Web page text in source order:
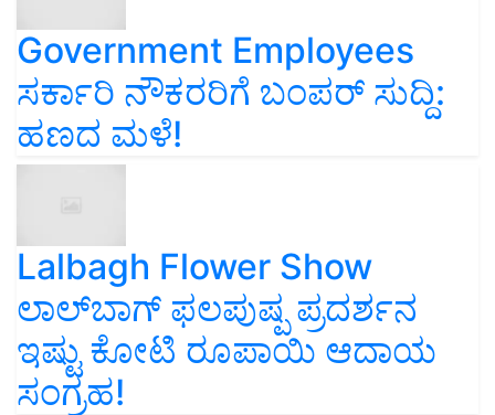
Government Employees
ಸರ್ಕಾರಿ ನೌಕರರಿಗೆ ಬಂಪರ್‌ ಸುದ್ದಿ:
ಹಣದ ಮಳೆ!
Lalbagh Flower Show
ಲಾಲ್‌ಬಾಗ್ ಫಲಪುಷ್ಪ ಪ್ರದರ್ಶನ
ಇಷ್ಟು ಕೋಟಿ ರೂಪಾಯಿ ಆದಾಯ
ಸಂಗ್ರಹ!